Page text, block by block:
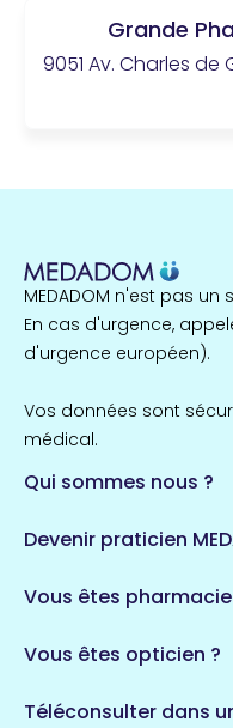
Grande
9051 Av. Charles de
MEDADOM n'est pas
En cas d'urgence,
d'urgence européen).
Vos données sont
médical.
Qui sommes nous ?
Devenir praticien
Vous êtes
Vous êtes opticien ?
Téléconsulter dans